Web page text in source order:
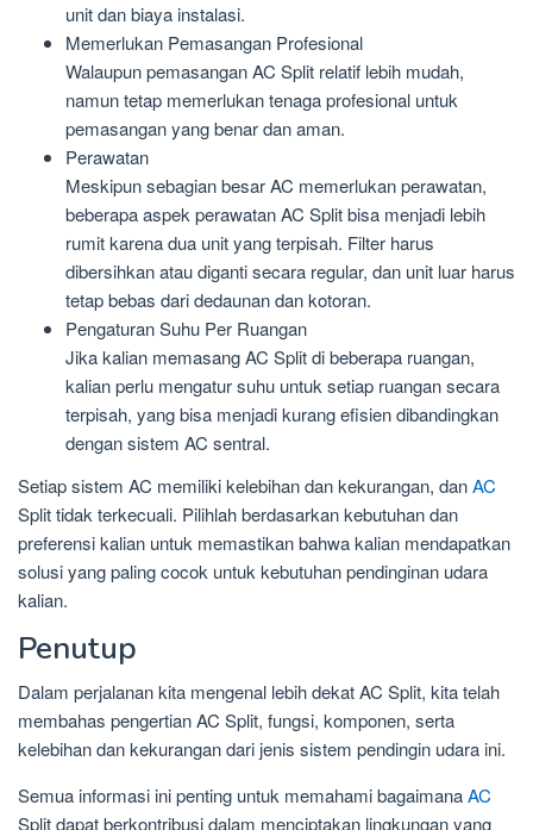
unit dan biaya instalasi.
Memerlukan Pemasangan Profesional
Walaupun pemasangan AC Split relatif lebih mudah,
namun tetap memerlukan tenaga profesional untuk
pemasangan yang benar dan aman.
Perawatan
Meskipun sebagian besar AC memerlukan perawatan,
beberapa aspek perawatan AC Split bisa menjadi lebih
rumit karena dua unit yang terpisah. Filter harus
dibersihkan atau diganti secara regular, dan unit luar harus
tetap bebas dari dedaunan dan kotoran.
Pengaturan Suhu Per Ruangan
Jika kalian memasang AC Split di beberapa ruangan,
kalian perlu mengatur suhu untuk setiap ruangan secara
terpisah, yang bisa menjadi kurang efisien dibandingkan
dengan sistem AC sentral.
Setiap sistem AC memiliki kelebihan dan kekurangan, danAC
Split tidak terkecuali. Pilihlah berdasarkan kebutuhan dan
preferensi kalian untuk memastikan bahwa kalian mendapatkan
solusi yang paling cocok untuk kebutuhan pendinginan udara
kalian.
Penutup
Dalam perjalanan kita mengenal lebih dekat AC Split, kita telah
membahas pengertian AC Split, fungsi, komponen, serta
kelebihan dan kekurangan dari jenis sistem pendingin udara ini.
Semua informasi ini penting untuk memahami bagaimanaAC
Split dapat berkontribusi dalam menciptakan lingkungan yang